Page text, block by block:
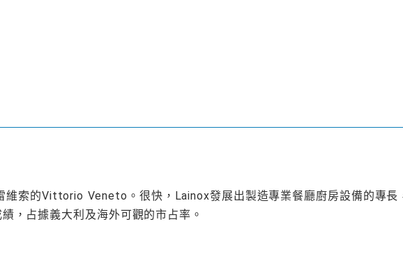
維索的Vittorio Veneto。很快，Lainox發展出製造專業餐廳廚房設備的專長
，占據義大利及海外可觀的市占率。